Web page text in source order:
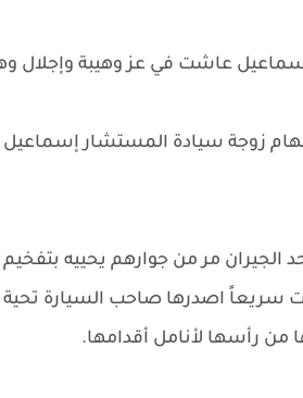
عاشت في عز وهيبة وإجلال
زوجة سيادة المستشار إسماعيل
مر من جوارهم يحييه بتفخيم
سريعاً اصدرها صاحب السيارة تحية
من رأسها لأنامل أقدامها.